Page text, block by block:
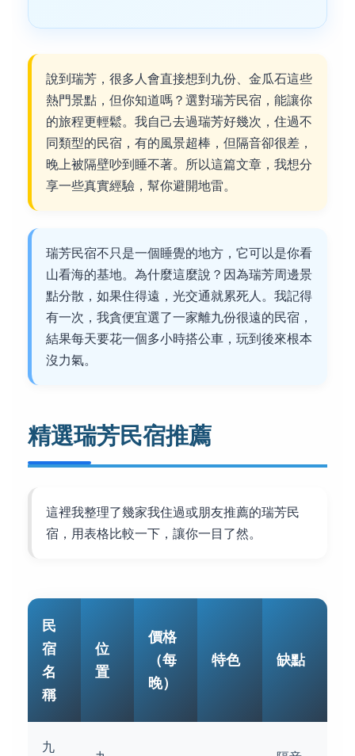
說到瑞芳，很多人會直接想到九份、金瓜石這些
熱門景點，但你知道嗎？選對瑞芳民宿，能讓你
的旅程更輕鬆。我自己去過瑞芳好幾次，住過不
同類型的民宿，有的風景超棒，但隔音卻很差，
晚上被隔壁吵到睡不著。所以這篇文章，我想分
享一些真實經驗，幫你避開地雷。
瑞芳民宿不只是一個睡覺的地方，它可以是你看
山看海的基地。為什麼這麼說？因為瑞芳周邊景
點分散，如果住得遠，光交通就累死人。我記得
有一次，我貪便宜選了一家離九份很遠的民宿，
結果每天要花一個多小時搭公車，玩到後來根本
沒力氣。
精選瑞芳民宿推薦
這裡我整理了幾家我住過或朋友推薦的瑞芳民
宿，用表格比較一下，讓你一目了然。
民
宿
名
稱
位
置
價格
（每
晚）
特色 缺點
九